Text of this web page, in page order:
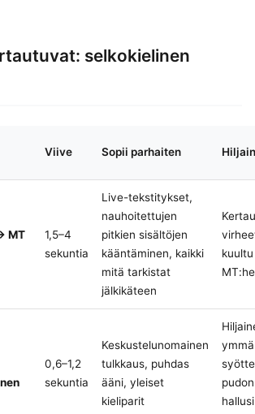
selkokielinen
Viive Sopii parhaiten
MT
1,5–4
sekuntia
Live-tekstitykset,
nauhoitettujen
pitkien sisältöjen
kääntäminen, kaikki
mitä tarkistat
jälkikäteen
0,6–1,2
sekuntia
Keskustelunomainen
tulkkaus, puhdas
ääni, yleiset
kieliparit